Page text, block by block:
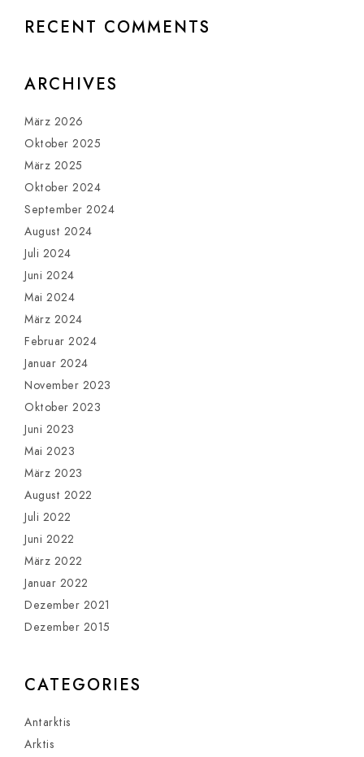
RECENT COMMENTS
ARCHIVES
März 2026
Oktober 2025
März 2025
Oktober 2024
September 2024
August 2024
Juli 2024
Juni 2024
Mai 2024
März 2024
Februar 2024
Januar 2024
November 2023
Oktober 2023
Juni 2023
Mai 2023
März 2023
August 2022
Juli 2022
Juni 2022
März 2022
Januar 2022
Dezember 2021
Dezember 2015
CATEGORIES
Antarktis
Arktis